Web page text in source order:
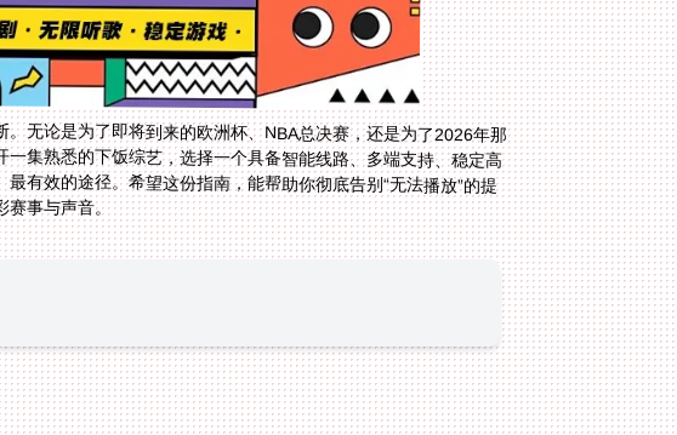
无论是为了即将到来的欧洲杯、NBA总决赛，还是为了2026年那
集熟悉的下饭综艺，选择一个具备智能线路、多端支持、稳定高
有效的途径。希望这份指南，能帮助你彻底告别“无法播放”的提
赛事与声音。